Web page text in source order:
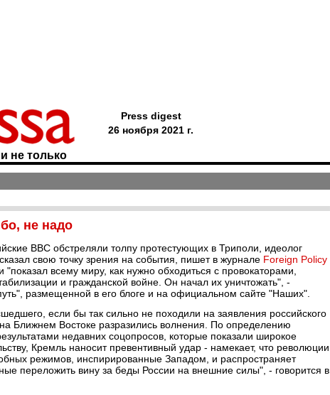
не только
Press digest
26 ноября 2021 г.
не надо
ВВС обстреляли толпу протестующих в Триполи, идеолог
свою точку зрения на события, пишет в журнале Foreign Policy
всему миру, как нужно обходиться с провокаторами,
и гражданской войне. Он начал их уничтожать", -
размещенной в его блоге и на официальном сайте "Наших".
если бы так сильно не походили на заявления российского
на Ближнем Востоке разразились волнения. По определению
недавних соцопросов, которые показали широкое
Кремль наносит превентивный удар - намекает, что революции
режимов, инспирированные Западом, и распространяет
переложить вину за беды России на внешние силы", - говорится в